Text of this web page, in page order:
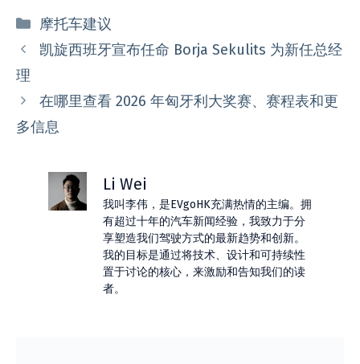
分
类
摩托车建议
凯旋西班牙宣布任命 Borja Sekulits 为新任总经
理
在哪里查看 2026 年匈牙利大奖赛、赛程表和更
多信息
Li Wei
我叫李伟，是EVgoHK充满热情的主编。拥
有超过十年的汽车新闻经验，我致力于分
享塑造我们驾驶方式的最新趋势和创新。
我的目标是通过将技术、设计和可持续性
置于讨论的核心，来激励和告知我们的读
者。